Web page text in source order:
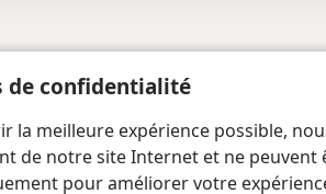
de confidentialité
la meilleure expérience possible,
de notre site Internet et ne peuvent
pour améliorer votre